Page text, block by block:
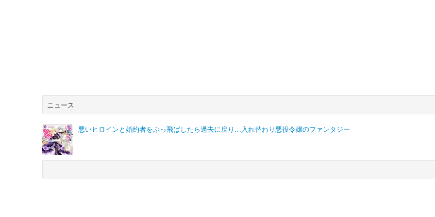
ニュース
悪いヒロインと婚約者をぶっ飛ばしたら過去に戻り…入れ替わり悪役令嬢のファンタジー